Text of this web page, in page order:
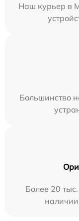
Наш курьер в
Большинство
Более 20